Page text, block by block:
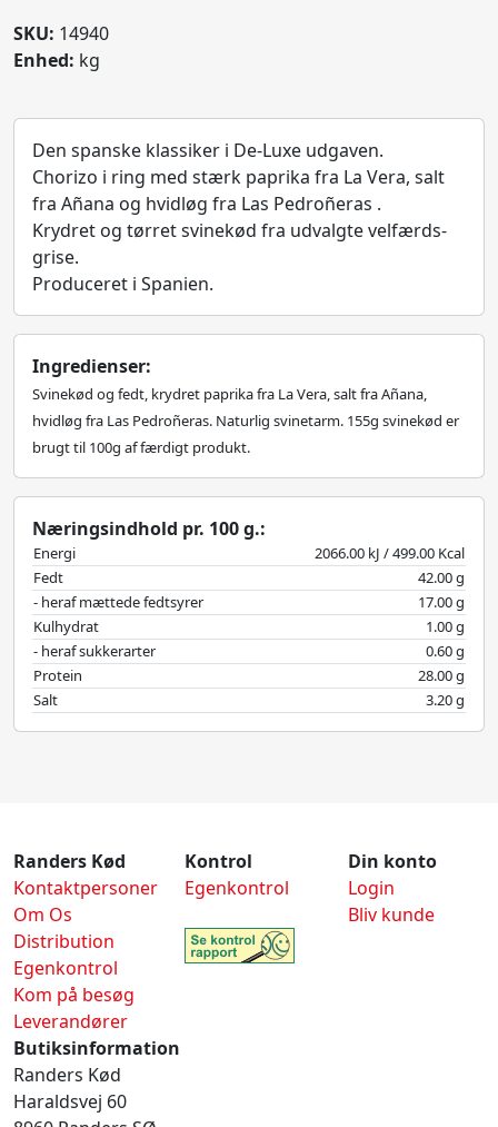
SKU: 14940
Enhed: kg
Den spanske klassiker i De-Luxe udgaven.
Chorizo i ring med stærk paprika fra La Vera, salt
fra Añana og hvidløg fra Las Pedroñeras .
Krydret og tørret svinekød fra udvalgte velfærds-
grise.
Produceret i Spanien.
Ingredienser:
Svinekød og fedt, krydret paprika fra La Vera, salt fra Añana,
hvidløg fra Las Pedroñeras. Naturlig svinetarm. 155g svinekød er
brugt til 100g af færdigt produkt.
Næringsindhold pr. 100 g.:
Energi
2066.00 kJ / 499.00 Kcal
Fedt
42.00 g
- heraf mættede fedtsyrer
17.00 g
Kulhydrat
1.00 g
- heraf sukkerarter
0.60 g
Protein
28.00 g
Salt
3.20 g
Randers Kød
Kontaktpersoner
Om Os
Distribution
Egenkontrol
Kom på besøg
Leverandører
Kontrol
Egenkontrol
Din konto
Login
Bliv kunde
Butiksinformation
Randers Kød
Haraldsvej 60